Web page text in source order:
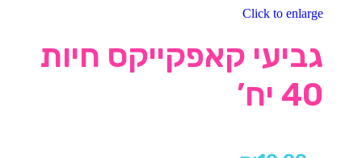
Click to enlarge
גביעי קאפקייקס חיות
40 יח’